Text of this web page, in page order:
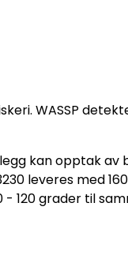
WASSP
kan opptak av
leveres med 160
120 grader til